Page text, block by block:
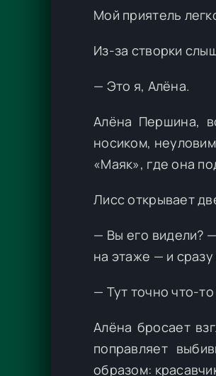
Мой приятель
Из-за створки
— Это я, Алёна.
Алёна Першина,
носиком,
«Маяк», где она
Лисс открывает
— Вы его видели?
на этаже — и сразу
— Тут точно что-
Алёна бросает
поправляет
образом: